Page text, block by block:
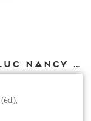
Autres textes de Jean-Luc Nancy parus chez DIAPHANES